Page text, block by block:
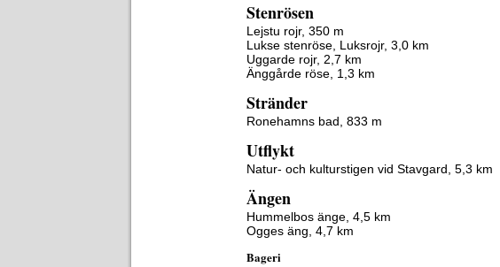
Stenrösen
Lejstu rojr, 350 m
Lukse stenröse, Luksrojr, 3,0 km
Uggarde rojr, 2,7 km
Änggårde röse, 1,3 km
Stränder
Ronehamns bad, 833 m
Utflykt
Natur- och kulturstigen vid Stavgard, 5,3 km
Ängen
Hummelbos änge, 4,5 km
Ogges äng, 4,7 km
Bageri